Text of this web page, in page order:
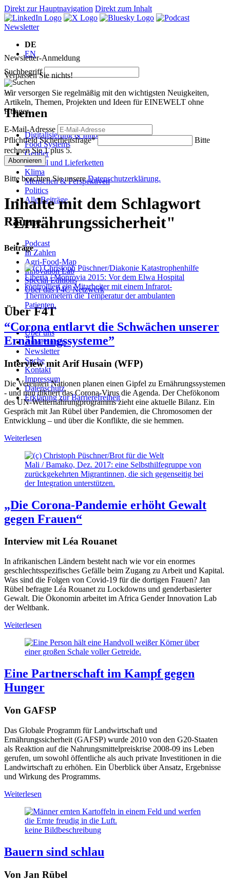
Direkt zur Hauptnavigation Direkt zum Inhalt
Newsletter
DE
EN
Suchbegriff
Themen
Digitalisierung & Innovation
Food Systems
Gender
Handel und Lieferketten
Klima
Menschen & Perspektiven
Politics
Alle Beiträge
Räume
Podcast
In Zahlen
Agri-Food-Map
Innovation Lab
Special Editions
Über das P4C Netzwerk
Über F4T
Über uns
Autor*innen
Newsletter
Suche
Kontakt
Impressum
Datenschutz
Erklärung zur Barrierefreiheit
Newsletter-Anmeldung
Verpassen Sie nichts!
Wir versorgen Sie regelmäßig mit den wichtigsten Neuigkeiten,
Artikeln, Themen, Projekten und Ideen für EINEWELT ohne
Hunger.
E-Mail-Adresse
PflichtfeldSicherheitsfrage*
Bitte
rechnen Sie 1 plus 5.
Abonnieren
Bitte beachten Sie unsereDatenschutzerklärung.
Inhalte mit dem Schlagwort
"Ernährungssicherheit"
Beiträge
Liberia / Monrovia 2015: Vor dem Elwa Hospital
kontrolliert ein Mitarbeiter mit einem Infrarot-
Thermometern die Temperatur der ambulanten
Patienten.
“Corona entlarvt die Schwächen unserer
Ernährungssysteme”
Interview mit Arif Husain (WFP)
Die Vereinten Nationen planen einen Gipfel zu Ernährungssystemen
- und nun diktiert das Corona-Virus die Agenda. Der Chefökonom
des UN-Welternährungprogramms zieht eine aktuelle Bilanz. Ein
Gespräch mit Jan Rübel über Pandemien, die Chromosomen der
Entwicklung – und über die Konflikte, die sie hemmen.
Weiterlesen
Mali / Bamako, Dez. 2017: eine Selbsthilfegruppe von
zurückgekehrten Migrantinnen, die sich gegenseitig bei
der Integration unterstützen.
„Die Corona-Pandemie erhöht Gewalt
gegen Frauen“
Interview mit Léa Rouanet
In afrikanischen Ländern besteht nach wie vor ein enormes
geschlechtsspezifisches Gefälle beim Zugang zu Arbeit und Kapital.
Was sind die Folgen von Covid-19 für die dortigen Frauen? Jan
Rübel befragte Léa Rouanet zu Lockdowns und genderbasierter
Gewalt. Die Ökonomin arbeitet im Africa Gender Innovation Lab
der Weltbank.
Weiterlesen
Eine Partnerschaft im Kampf gegen
Hunger
Von GAFSP
Das Globale Programm für Landwirtschaft und
Ernährungssicherheit (GAFSP) wurde 2010 von den G20-Staaten
als Reaktion auf die Nahrungsmittelpreiskrise 2008-09 ins Leben
gerufen, um sowohl öffentliche als auch private Investitionen in die
Landwirtschaft zu erhöhen. Ein Überblick über Ansatz, Ergebnisse
und Wirkung des Programms.
Weiterlesen
keine Bildbeschreibung
Bauern sind schlau
Von Jan Rübel